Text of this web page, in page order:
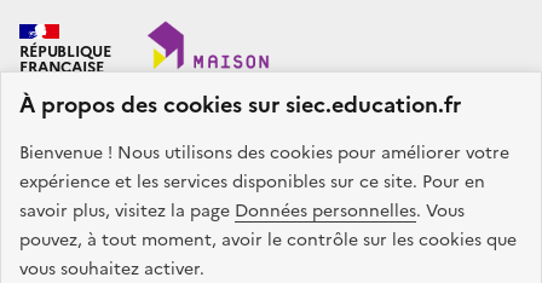
À propos des cookies sur siec.education.fr
Bienvenue ! Nous utilisons des cookies pour améliorer votre
expérience et les services disponibles sur ce site. Pour en
savoir plus, visitez la page Données personnelles. Vous
pouvez, à tout moment, avoir le contrôle sur les cookies que
vous souhaitez activer.
RÉPUBLIQUE
FRANÇAISE
SIEC - Maison des examens
Académies de Créteil, Paris et Versailles
7, rue Ernest Renan
94749 ARCUEIL CEDEX
Nous contacter